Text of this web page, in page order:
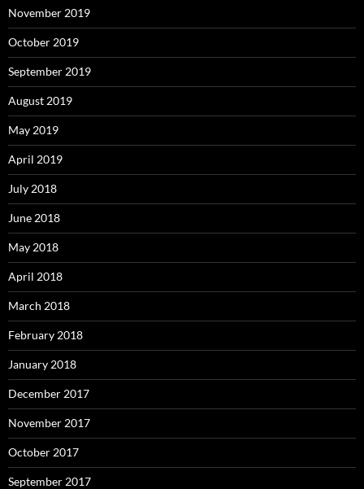
November 2019
October 2019
September 2019
August 2019
May 2019
April 2019
July 2018
June 2018
May 2018
April 2018
March 2018
February 2018
January 2018
December 2017
November 2017
October 2017
September 2017